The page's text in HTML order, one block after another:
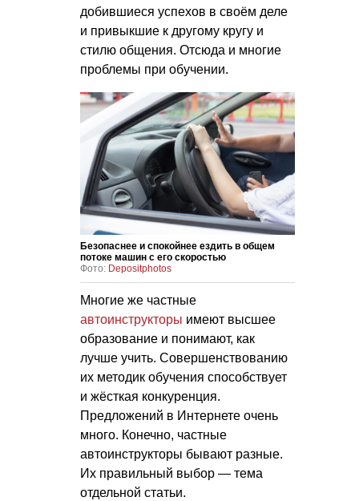
добившиеся успехов в своём деле
и привыкшие к другому кругу и
стилю общения. Отсюда и многие
проблемы при обучении.
Безопаснее и спокойнее ездить в общем
потоке машин с его скоростью
Фото: Depositphotos
Многие же частные
автоинструкторы имеют высшее
образование и понимают, как
лучше учить. Совершенствованию
их методик обучения способствует
и жёсткая конкуренция.
Предложений в Интернете очень
много. Конечно, частные
автоинструкторы бывают разные.
Их правильный выбор — тема
отдельной статьи.